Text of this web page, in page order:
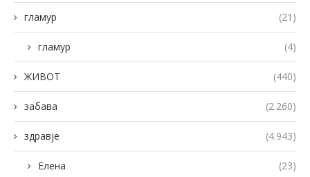
гламур (21)
гламур (4)
ЖИВОТ (440)
забава (2.260)
здравје (4.943)
Елена (23)